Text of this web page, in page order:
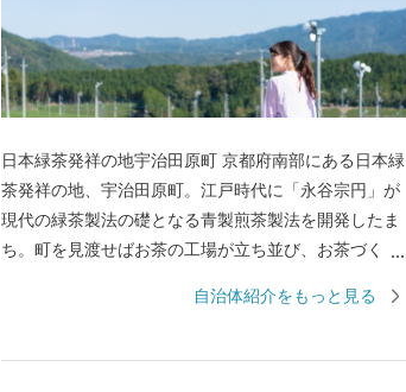
日本緑茶発祥の地宇治田原町 京都府南部にある日本緑
茶発祥の地、宇治田原町。江戸時代に「永谷宗円」が
現代の緑茶製法の礎となる青製煎茶製法を開発したま
ち。町を見渡せばお茶の工場が立ち並び、お茶づくり
んのお茶の産地では、どんな種類のお茶も手に入
自治体紹介をもっと見る